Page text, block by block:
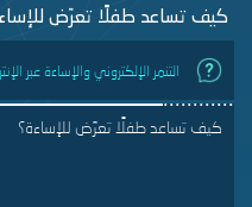
كيف تساعد طفلًا تعرّض
التنمر الإلكتروني والإساءة عبر
كيف تساعد طفلًا تعرّض للإساءة؟